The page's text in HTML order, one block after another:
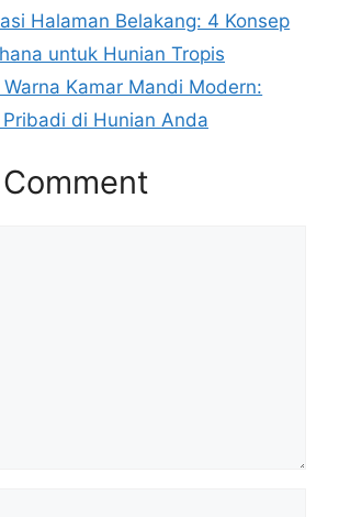
Halaman Belakang: 4 Konsep
untuk Hunian Tropis
Kamar Mandi Modern:
di Hunian Anda